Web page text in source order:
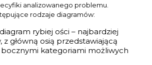
analizowanego problemu.
rodzaje diagramów:
rybiej ości – najbardziej
z główną osią przedstawiającą
kategoriami możliwych